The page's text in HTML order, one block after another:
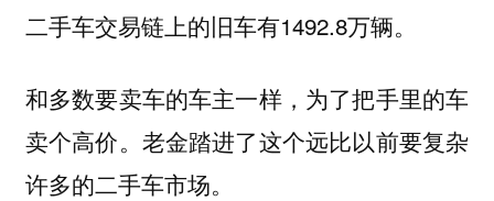
二手车交易链上的旧车有1492.8万辆。
和多数要卖车的车主一样，为了把手里的车
卖个高价。老金踏进了这个远比以前要复杂
许多的二手车市场。